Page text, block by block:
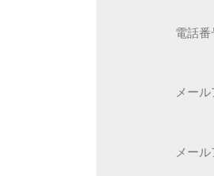
電話番
メー
メー